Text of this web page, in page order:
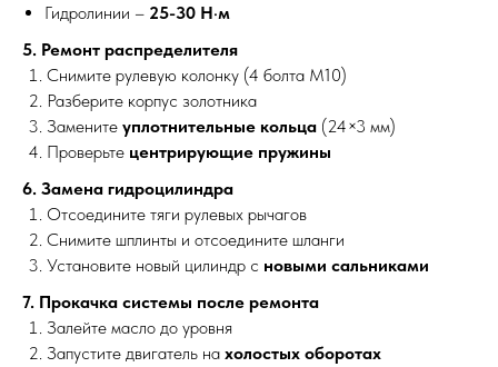
Гидролинии – 25-30 Н·м
5. Ремонт распределителя
Снимите рулевую колонку (4 болта М10)
Разберите корпус золотника
Замените уплотнительные кольца (24×3 мм)
Проверьте центрирующие пружины
6. Замена гидроцилиндра
Отсоедините тяги рулевых рычагов
Снимите шплинты и отсоедините шланги
Установите новый цилиндр с новыми сальниками
7. Прокачка системы после ремонта
Залейте масло до уровня
Запустите двигатель на холостых оборотах